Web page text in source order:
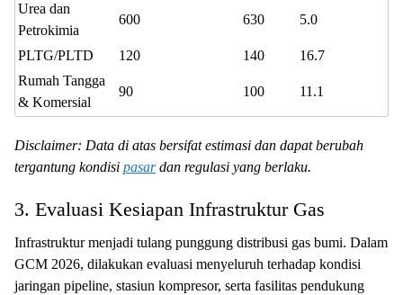
Urea dan
Petrokimia
600 630 5.0
PLTG/PLTD 120 140
16.7
Rumah Tangga
& Komersial
90 100 11.1
Disclaimer: Data di atas bersifat estimasi dan dapat berubah
tergantung kondisi pasardan regulasi yang berlaku.
3. Evaluasi Kesiapan Infrastruktur Gas
Infrastruktur menjadi tulang punggung distribusi gas bumi. Dalam
GCM 2026, dilakukan evaluasi menyeluruh terhadap kondisi
jaringan pipeline, stasiun kompresor, serta fasilitas pendukung